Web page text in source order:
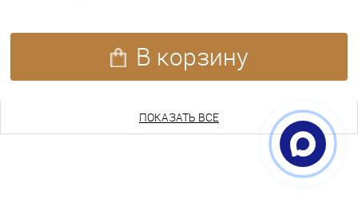
В корзину
ПОКАЗАТЬ ЕЩЕ
ПОКАЗАТЬ ВСЕ